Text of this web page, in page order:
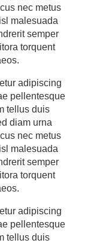
nec metus
malesuada
semper
torquent
adipiscing
pellentesque
tellus duis
diam urna
nec metus
malesuada
semper
torquent
adipiscing
pellentesque
tellus duis